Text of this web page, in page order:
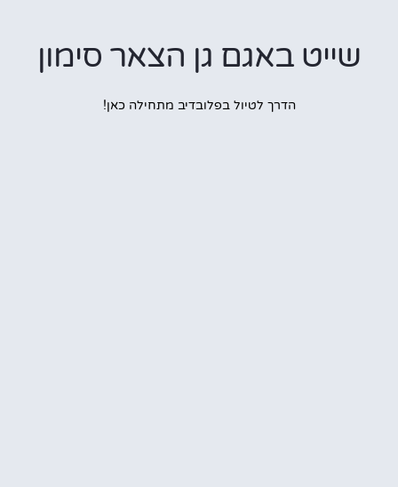
באגם גן הצאר סימון
הדרך לטיול בפלובדיב מתחילה כאן!